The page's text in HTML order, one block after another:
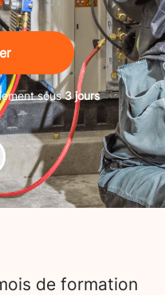
sous3 jours
de formation